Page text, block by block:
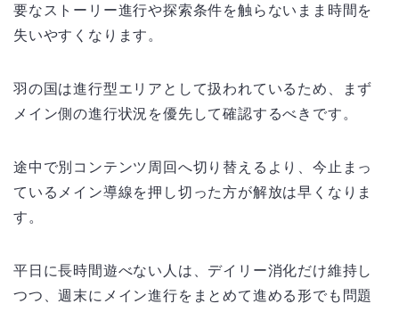
要なストーリー進行や探索条件を触らないまま時間を
失いやすくなります。
羽の国は進行型エリアとして扱われているため、まず
メイン側の進行状況を優先して確認するべきです。
途中で別コンテンツ周回へ切り替えるより、今止まっ
ているメイン導線を押し切った方が解放は早くなりま
す。
平日に長時間遊べない人は、デイリー消化だけ維持し
つつ、週末にメイン進行をまとめて進める形でも問題